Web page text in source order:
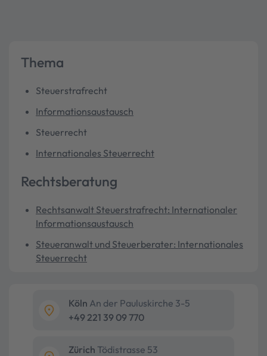
Thema
Steuerstrafrecht
Informationsaustausch
Steuerrecht
Internationales Steuerrecht
Rechtsberatung
Rechtsanwalt Steuerstrafrecht: Internationaler
Informationsaustausch
Steueranwalt und Steuerberater: Internationales
Steuerrecht
Köln An der Pauluskirche 3-5
+49 221 39 09 770
Zürich Tödistrasse 53